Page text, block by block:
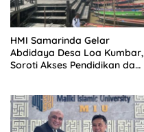
HMI Samarinda Gelar
Abdidaya Desa Loa Kumbar,
Soroti Akses Pendidikan dan